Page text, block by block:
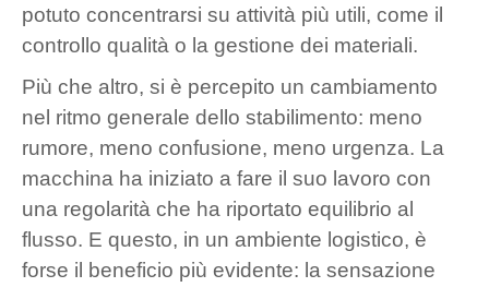
potuto concentrarsi su attività più utili, come il
controllo qualità o la gestione dei materiali.
Più che altro, si è percepito un cambiamento
nel ritmo generale dello stabilimento: meno
rumore, meno confusione, meno urgenza. La
macchina ha iniziato a fare il suo lavoro con
una regolarità che ha riportato equilibrio al
flusso. E questo, in un ambiente logistico, è
forse il beneficio più evidente: la sensazione